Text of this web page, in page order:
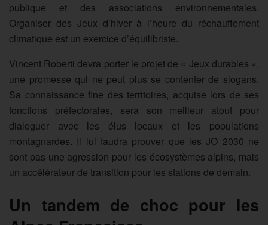
publique et des associations environnementales.
Organiser des Jeux d’hiver à l’heure du réchauffement
climatique est un exercice d’équilibriste.
Vincent Roberti devra porter le projet de « Jeux durables »,
une promesse qui ne peut plus se contenter de slogans.
Sa connaissance fine des territoires, acquise lors de ses
fonctions préfectorales, sera son meilleur atout pour
dialoguer avec les élus locaux et les populations
montagnardes. Il lui faudra prouver que les JO 2030 ne
sont pas une agression pour les écosystèmes alpins, mais
un accélérateur de transition pour les stations de demain.
Un tandem de choc pour les